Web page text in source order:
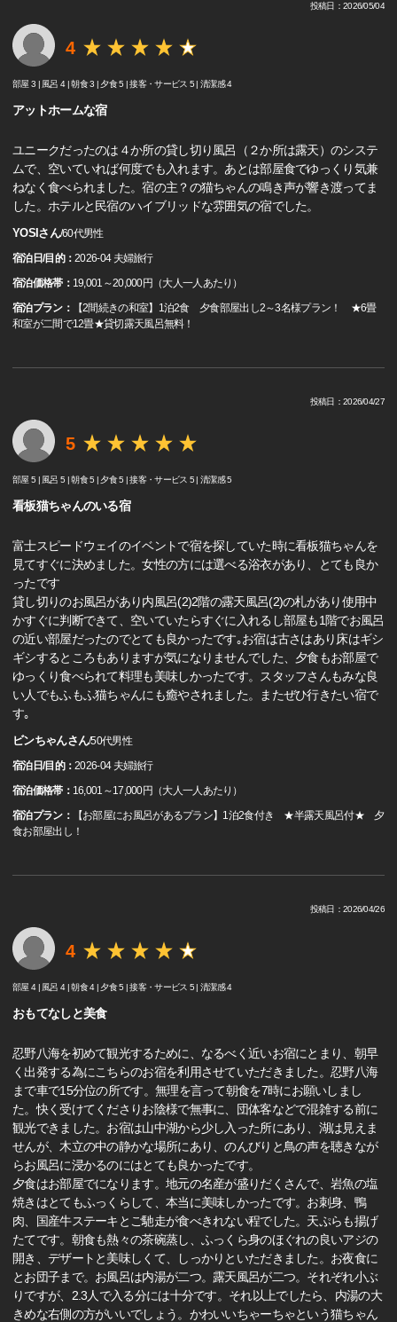
投稿日：2026/05/04
4
部屋 3 | 風呂 4 |朝食 3 | 夕食 5 |接客・サービス 5 |清潔感 4
アットホームな宿
ユニークだったのは４か所の貸し切り風呂（２か所は露天）のシステ
ムで、空いていれば何度でも入れます。あとは部屋食でゆっくり気兼
ねなく食べられました。宿の主？の猫ちゃんの鳴き声が響き渡ってま
した。ホテルと民宿のハイブリッドな雰囲気の宿でした。
YOSIさん/60代男性
宿泊日/目的：2026-04 夫婦旅行
宿泊価格帯： 19,001～20,000円（大人一人あたり）
宿泊プラン：
【2間続きの和室】1泊2食 夕食部屋出し2～3名様プラン！ ★6畳
和室が二間で12畳★貸切露天風呂無料！
投稿日：2026/04/27
5
部屋 5 | 風呂 5 |朝食 5 | 夕食 5 |接客・サービス 5 |清潔感 5
看板猫ちゃんのいる宿
富士スピードウェイのイベントで宿を探していた時に看板猫ちゃんを
見てすぐに決めました。女性の方には選べる浴衣があり、とても良か
ったです
貸し切りのお風呂があり内風呂(2)2階の露天風呂(2)の札があり使用中
かすぐに判断できて、空いていたらすぐに入れるし部屋も1階でお風呂
の近い部屋だったのでとても良かったです｡お宿は古さはあり床はギシ
ギシするところもありますが気になりませんでした、夕食もお部屋で
ゆっくり食べられて料理も美味しかったです。スタッフさんもみな良
い人でもふもふ猫ちゃんにも癒やされました。またぜひ行きたい宿で
す｡
ビンちゃんさん/50代男性
宿泊日/目的：2026-04 夫婦旅行
宿泊価格帯： 16,001～17,000円（大人一人あたり）
宿泊プラン：
【お部屋にお風呂があるプラン】1泊2食付き ★半露天風呂付★ 夕
食お部屋出し！
投稿日：2026/04/26
4
部屋 4 | 風呂 4 |朝食 4 | 夕食 5 |接客・サービス 5 |清潔感 4
おもてなしと美食
忍野八海を初めて観光するために、なるべく近いお宿にとまり、朝早
く出発する為にこちらのお宿を利用させていただきました。忍野八海
まで車で15分位の所です。無理を言って朝食を7時にお願いしまし
た。快く受けてくださりお陰様で無事に、団体客などで混雑する前に
観光できました。お宿は山中湖から少し入った所にあり、湖は見えま
せんが、木立の中の静かな場所にあり、のんびりと鳥の声を聴きなが
らお風呂に浸かるのにはとても良かったです。
夕食はお部屋でになります。地元の名産が盛りだくさんで、岩魚の塩
焼きはとてもふっくらして、本当に美味しかったです。お刺身、鴨
肉、国産牛ステーキとご馳走が食べきれない程でした。天ぷらも揚げ
たてです。朝食も熱々の茶碗蒸し、ふっくら身のほぐれの良いアジの
開き、デザートと美味しくて、しっかりといただきました。お夜食に
とお団子まで。お風呂は内湯が二つ。露天風呂が二つ。それぞれ小ぶ
りですが、2.3人で入る分には十分です。それ以上でしたら、内湯の大
きめな右側の方がいいでしょう。かわいいちゃーちゃという猫ちゃん